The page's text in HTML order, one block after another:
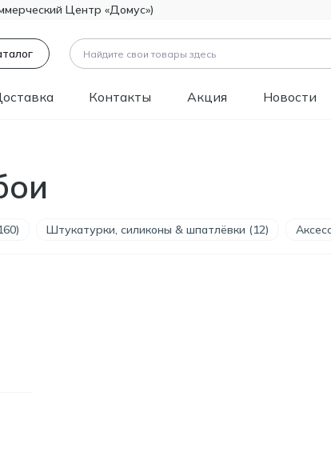
Центр «Домус»)
Контакты Акция Новости
FLEX Rapid Hydro
Defence Mastic, 4,5 кг.
Штукатурки, силиконы & шпатлёвки (12)